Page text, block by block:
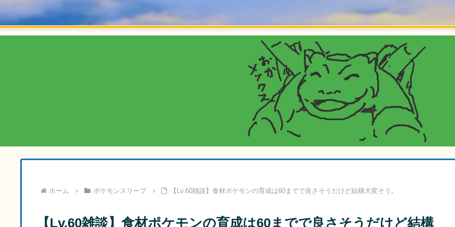
ホーム ポケモンスリープ 【Lv.60雑談】食材ポケモンの育成は60までで良さそうだけど結構大変そう。
【Lv.60雑談】食材ポケモンの育成は60までで良さそうだけど結構